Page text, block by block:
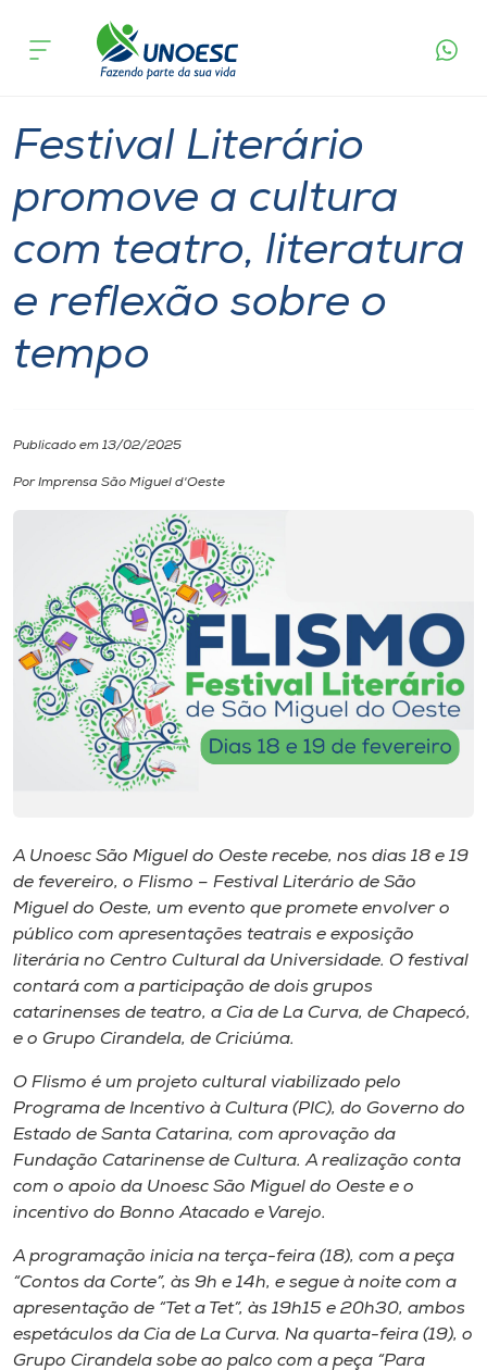
Cursos
Atendimento ao Estudante
Portal de Ensino
Internacionalização
Diplomados
Cultura
CPA
Editora
Rádio
Museu
Unoesc
Store
Selecione
A-
acontece
Festival Literário
promove a cultura
com teatro, literatura
e reflexão sobre o
tempo
Publicado em 13/02/2025
Por Imprensa São Miguel d'Oeste
A Unoesc São Miguel do Oeste recebe, nos dias 18 e 19
de fevereiro, o Flismo – Festival Literário de São
Miguel do Oeste, um evento que promete envolver o
público com apresentações teatrais e exposição
literária no Centro Cultural da Universidade. O festival
contará com a participação de dois grupos
catarinenses de teatro, a Cia de La Curva, de Chapecó,
e o Grupo Cirandela, de Criciúma.
O Flismo é um projeto cultural viabilizado pelo
Programa de Incentivo à Cultura (PIC), do Governo do
Estado de Santa Catarina, com aprovação da
Fundação Catarinense de Cultura. A realização conta
com o apoio da Unoesc São Miguel do Oeste e o
incentivo do Bonno Atacado e Varejo.
A programação inicia na terça-feira (18), com a peça
“Contos da Corte”, às 9h e 14h, e segue à noite com a
apresentação de “Tet a Tet”, às 19h15 e 20h30, ambos
espetáculos da Cia de La Curva. Na quarta-feira (19), o
Grupo Cirandela sobe ao palco com a peça “Para